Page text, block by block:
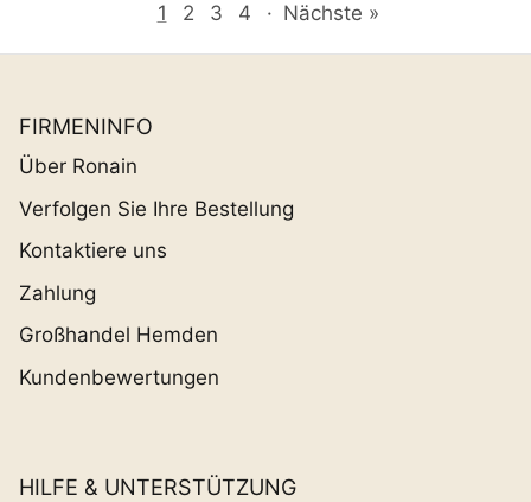
1 2 3 4 · Nächste »
FIRMENINFO
Über Ronain
Verfolgen Sie Ihre Bestellung
Kontaktiere uns
Zahlung
Großhandel Hemden
Kundenbewertungen
HILFE & UNTERSTÜTZUNG